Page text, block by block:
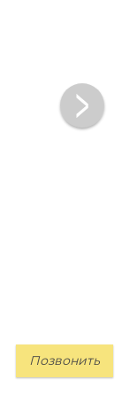
Позвонить